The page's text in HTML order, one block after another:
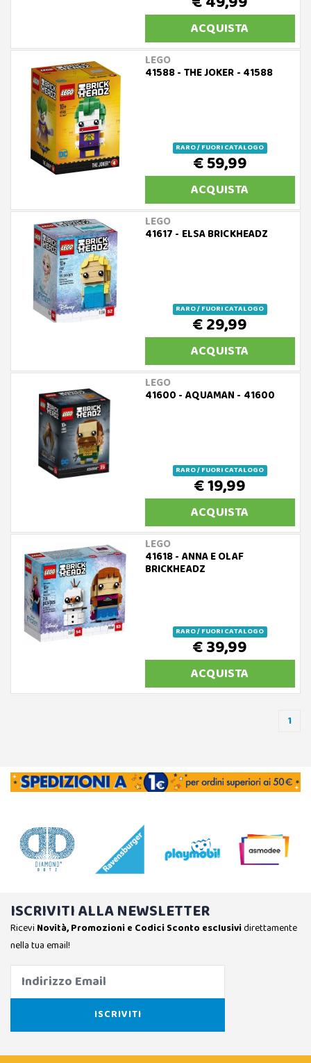
ACQUISTA
LEGO
41588 - THE JOKER - 41588
RARO / FUORI CATALOGO
€ 59,99
ACQUISTA
LEGO
41617 - ELSA BRICKHEADZ
RARO / FUORI CATALOGO
€ 29,99
ACQUISTA
LEGO
41600 - AQUAMAN - 41600
RARO / FUORI CATALOGO
€ 19,99
ACQUISTA
LEGO
41618 - ANNA E OLAF
BRICKHEADZ
RARO / FUORI CATALOGO
€ 39,99
ACQUISTA
1
ISCRIVITI ALLA NEWSLETTER
Ricevi Novità, Promozioni e Codici Sconto esclusividirettamente
nella tua email!